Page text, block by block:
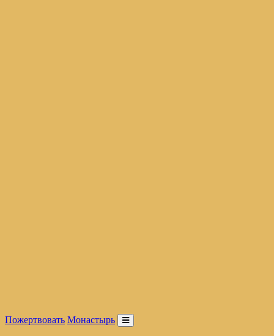
Пожертвовать Монастырь